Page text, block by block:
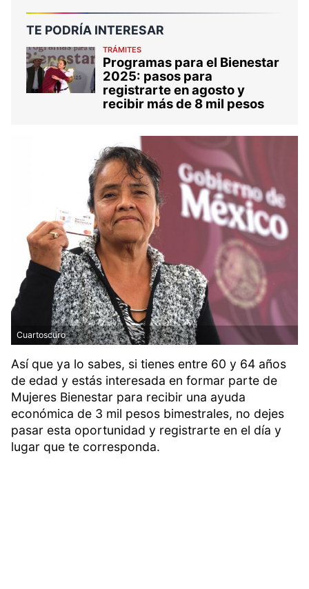
TE PODRÍA INTERESAR
TRÁMITES
Programas para el Bienestar
2025: pasos para
registrarte en agosto y
recibir más de 8 mil pesos
Cuartoscuro
Así que ya lo sabes, si tienes entre 60 y 64 años
de edad y estás interesada en formar parte de
Mujeres Bienestar para recibir una ayuda
económica de 3 mil pesos bimestrales, no dejes
pasar esta oportunidad y registrarte en el día y
lugar que te corresponda.